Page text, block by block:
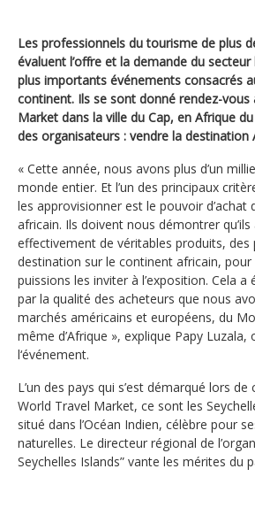
Les professionnels du tourisme de plus
évaluent l’offre et la demande du secteur
plus importants événements consacrés
continent. Ils se sont donné rendez-vous
Market dans la ville du Cap, en Afrique
des organisateurs : vendre la destination
« Cette année, nous avons plus d’un
monde entier. Et l’un des principaux
les approvisionner est le pouvoir d’achat
africain. Ils doivent nous démontrer
effectivement de véritables produits, des
destination sur le continent africain, pour
puissions les inviter à l’exposition. Cela a
par la qualité des acheteurs que nous
marchés américains et européens, du
même d’Afrique », explique Papy Luzala,
l‘événement.
L’un des pays qui s’est démarqué lors
World Travel Market, ce sont les
situé dans l’Océan Indien, célèbre pour
naturelles. Le directeur régional de
Seychelles Islands” vante les mérites du